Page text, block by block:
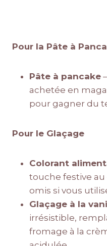
Pour la Pâte à
Pâte à pancake
achetée en
pour gagner du
Pour le Glaçage
Colorant
touche festive
omis si vous
Glaçage à la
irrésistible,
fromage à la